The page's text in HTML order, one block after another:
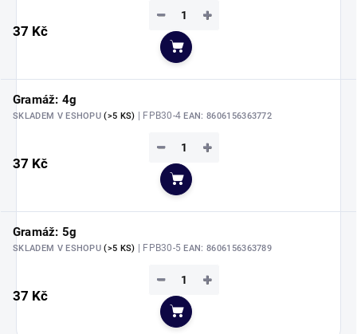
37 Kč
+
−
Do košíku
Gramáž: 4g
SKLADEM V ESHOPU(>5 KS) | FPB30-4EAN: 8606156363772
37 Kč
+
−
Do košíku
Gramáž: 5g
SKLADEM V ESHOPU(>5 KS) | FPB30-5EAN: 8606156363789
37 Kč
+
−
Do košíku